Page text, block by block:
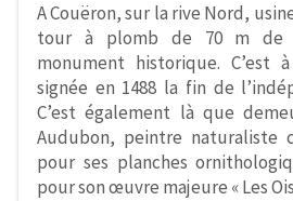
A Couëron, sur la rive Nord,
tour à plomb de 70 m de
monument historique. C’est
signée en 1488 la fin de
C’est également là que
Audubon, peintre naturaliste
pour ses planches
pour son œuvre majeure « Les